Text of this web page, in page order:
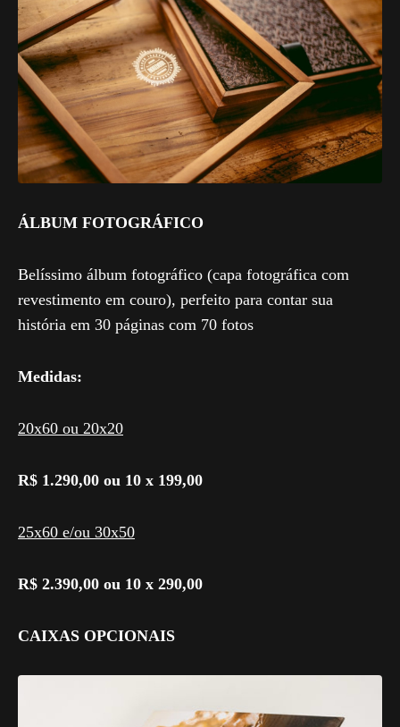
ÁLBUM FOTOGRÁFICO
Belíssimo álbum fotográfico (capa fotográfica com
revestimento em couro), perfeito para contar sua
história em 30 páginas com 70 fotos
Medidas:
20x60 ou 20x20
R$ 1.290,00 ou 10 x 199,00
25x60 e/ou 30x50
R$ 2.390,00 ou 10 x 290,00
CAIXAS OPCIONAIS